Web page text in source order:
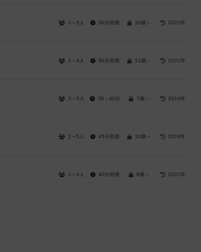
1～5人 30分前後 10歳～ 2022年
1～4人 90分前後 12歳～ 2021年
3～5人 30～40分 7歳～ 2019年
2～5人 45分前後 10歳～ 2018年
2～4人 40分前後 8歳～ 2021年